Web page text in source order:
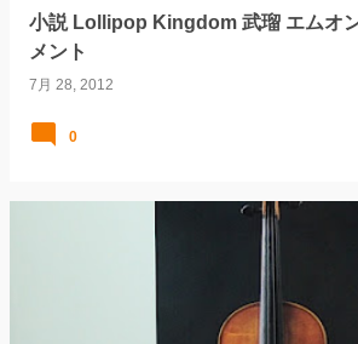
小説 Lollipop Kingdom 武瑠 エムオ
メント
7月 28, 2012
0